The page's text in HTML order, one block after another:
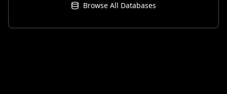
Browse All Databases